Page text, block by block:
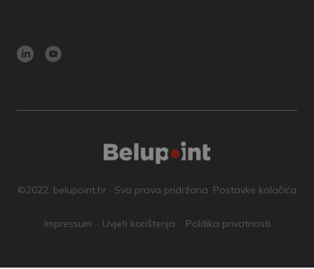
©2022. belupoint.hr · Sva prava pridržana ·Postavke kolačića
Impressum Uvjeti korištenja Politika privatnosti